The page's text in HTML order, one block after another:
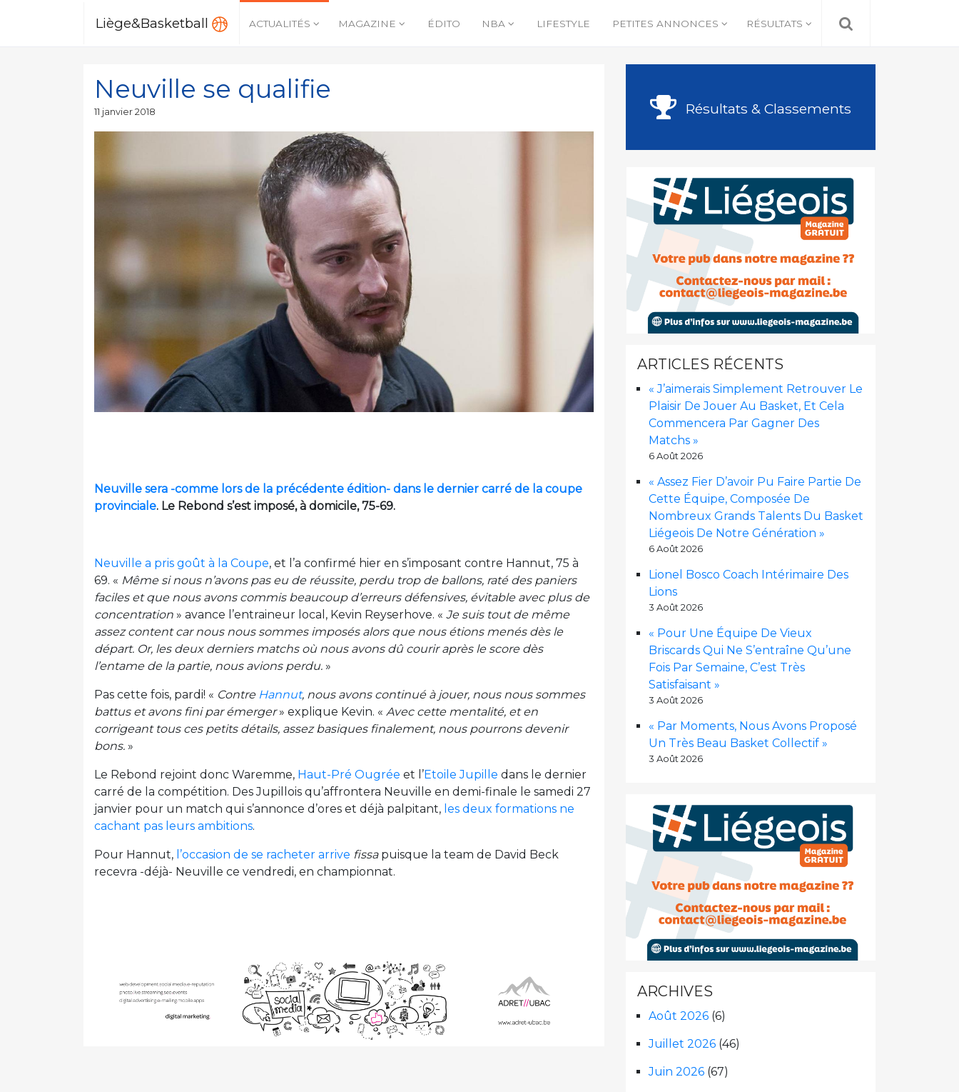
Liège&Basketball ACTUALITÉS MAGAZINE ÉDITO NBA LIFESTYLE PETITES ANNONCES RÉSULTATS
Neuville se qualifie
Publié
11 janvier 2018
Neuville sera -comme lors de la précédente édition- dans le dernier carré de la coupe
provinciale. Le Rebond s’est imposé, à domicile, 75-69.
Neuville a pris goût à la Coupe, et l’a confirmé hier en s’imposant contre Hannut, 75 à
69. « Même si nous n’avons pas eu de réussite, perdu trop de ballons, raté des paniers
faciles et que nous avons commis beaucoup d’erreurs défensives, évitable avec plus de
concentration » avance l’entraineur local, Kevin Reyserhove. « Je suis tout de même
assez content car nous nous sommes imposés alors que nous étions menés dès le
départ. Or, les deux derniers matchs où nous avons dû courir après le score dès
l’entame de la partie, nous avions perdu. »
Pas cette fois, pardi! « Contre Hannut, nous avons continué à jouer, nous nous sommes
battus et avons fini par émerger» explique Kevin. « Avec cette mentalité, et en
corrigeant tous ces petits détails, assez basiques finalement, nous pourrons devenir
bons. »
Le Rebond rejoint donc Waremme, Haut-Pré Ougrée et l’Etoile Jupille dans le dernier
carré de la compétition. Des Jupillois qu’affrontera Neuville en demi-finale le samedi 27
janvier pour un match qui s’annonce d’ores et déjà palpitant, les deux formations ne
cachant pas leurs ambitions.
Pour Hannut, l’occasion de se racheter arrive fissa puisque la team de David Beck
recevra -déjà- Neuville ce vendredi, en championnat.
Résultats & Classements
ARTICLES RÉCENTS
« J’aimerais Simplement Retrouver Le
Plaisir De Jouer Au Basket, Et Cela
Commencera Par Gagner Des
Matchs »
6 Août 2026
« Assez Fier D’avoir Pu Faire Partie De
Cette Équipe, Composée De
Nombreux Grands Talents Du Basket
Liégeois De Notre Génération »
6 Août 2026
Lionel Bosco Coach Intérimaire Des
Lions
3 Août 2026
« Pour Une Équipe De Vieux
Briscards Qui Ne S’entraîne Qu’une
Fois Par Semaine, C’est Très
Satisfaisant »
3 Août 2026
« Par Moments, Nous Avons Proposé
Un Très Beau Basket Collectif »
3 Août 2026
ARCHIVES
Août 2026 (6)
Juillet 2026 (46)
Juin 2026 (67)